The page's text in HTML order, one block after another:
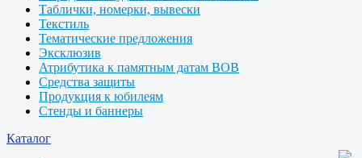
Таблички, номерки, вывески
Текстиль
Тематические предложения
Эксклюзив
Атрибутика к памятным датам ВОВ
Средства защиты
Продукция к юбилеям
Стенды и баннеры
Каталог